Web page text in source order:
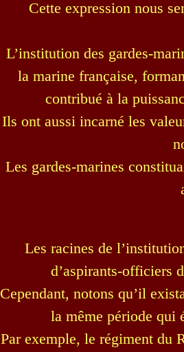
Cette expression nous
L’institution des gardes-
la marine française,
contribué à la
Ils ont aussi incarné les
Les gardes-marines
Les racines de
d’aspirants-officiers
Cependant, notons qu’il
la même période qui
Par exemple, le régiment du